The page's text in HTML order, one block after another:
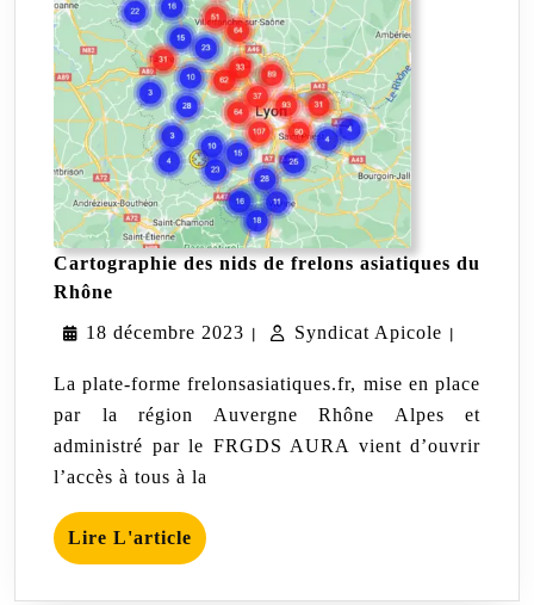
Cartographie des nids de frelons asiatiques du
Rhône
nids
frelons
du
Rhône
18 décembre 2023 18
| Syndicat Apicole Syndicat
|
La plate-forme frelonsasiatiques.fr, mise en place
par la région Auvergne Rhône Alpes et
administré par le FRGDS AURA vient d’ouvrir
l’accès à tous à la
Lire L'article Lire
L'article